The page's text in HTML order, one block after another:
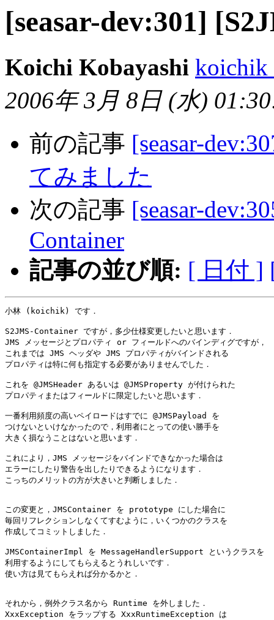
[seasar-dev:301]
Koichi Kobayashi koichik
2006年 3月 8日 (水)
前の記事 [seasar-
てみました
次の記事 [seasar-
Container
記事の並び順: [ 日付 ]
小林 (koichik) です．
S2JMS-Container ですが，多少仕様変更したいと思います．
JMS メッセージとプロパティ or フィールドへのバインディグですが，
これまでは JMS ヘッダや JMS プロパティがバインドされる
プロパティは特に何も指定する必要がありませんでした．
これを @JMSHeader あるいは @JMSProperty が付けられた
プロパティまたはフィールドに限定したいと思います．
一番利用頻度の高いペイロードはすでに @JMSPayload を
つけないといけなかったので，利用者にとっての使い勝手を
大きく損なうことはないと思います．
これにより，JMS メッセージをバインドできなかった場合は
エラーにしたり警告を出したりできるようになります．
こっちのメリットの方が大きいと判断しました．
この変更と，JMSContainer を prototype にした場合に
毎回リフレクションしなくてすむように，いくつかのクラスを
作成してコミットしました．
JMSContainerImpl を MessageHandlerSupport というクラスを
利用するようにしてもらえるとうれしいです．
使い方は見てもらえれば分かるかと．
それから，例外クラス名から Runtime を外しました．
XxxException をラップする XxxRuntimeException は